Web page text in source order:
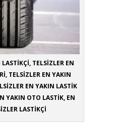
TELSİZLER EN
TELSİZLER EN YAKIN
EN YAKIN LASTİK
YAKIN OTO LASTİK, EN
LASTİKÇİ